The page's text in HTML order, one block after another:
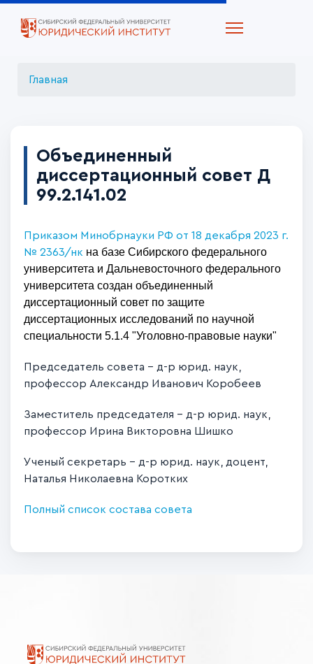
Главная
Объединенный
диссертационный совет Д
99.2.141.02
Приказом Минобрнауки РФ от 18 декабря 2023 г.
№ 2363/нк на базе Сибирского федерального
университета и Дальневосточного федерального
университета создан объединенный
диссертационный совет по защите
диссертационных исследований по научной
специальности 5.1.4 "Уголовно-правовые науки"
Председатель совета - д-р юрид. наук,
профессор Александр Иванович Коробеев
Заместитель председателя - д-р юрид. наук,
профессор Ирина Викторовна Шишко
Ученый секретарь - д-р юрид. наук, доцент,
Наталья Николаевна Коротких
Полный список состава совета